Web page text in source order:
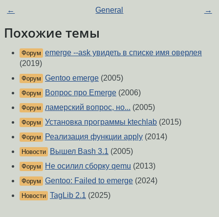
← General →
Похожие темы
Форум emerge --ask увидеть в списке имя оверлея
(2019)
Форум Gentoo emerge (2005)
Форум Вопрос про Emerge (2006)
Форум ламерский вопрос, но... (2005)
Форум Установка программы ktechlab (2015)
Форум Реализация функции apply (2014)
Новости Вышел Bash 3.1 (2005)
Форум Не осилил сборку qemu (2013)
Форум Gentoo: Failed to emerge (2024)
Новости TagLib 2.1 (2025)